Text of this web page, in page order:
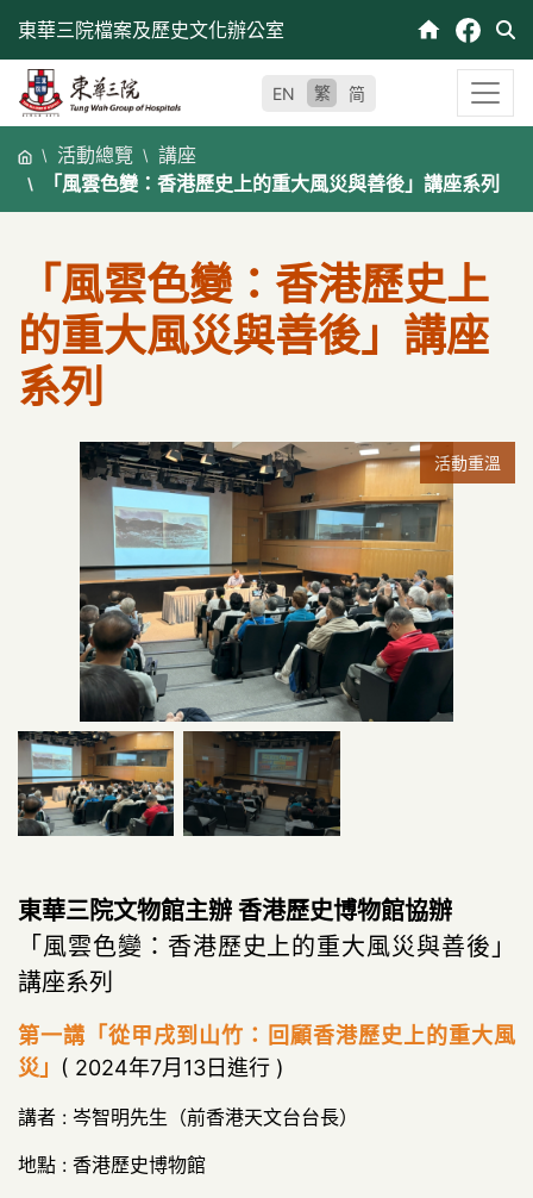
東華三院檔案及歷史文化辦公室
EN 繁 简
活動總覽
講座
「風雲色變：香港歷史上的重大風災與善後」講座系列
「風雲色變：香港歷史上
的重大風災與善後」講座
系列
活動重溫
東華三院文物館主辦 香港歷史博物館協辦
「風雲色變：香港歷史上的重大風災與善後」
講座系列
第一講「從甲戌到山竹：回顧香港歷史上的重大風
災」 ( 2024年7月13日進行 )
講者 : 岑智明先生（前香港天文台台長）
地點 : 香港歷史博物館